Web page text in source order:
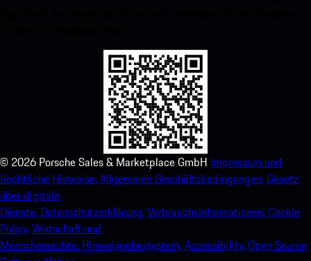
© 2026 Porsche Sales & Marketplace GmbH Impressum und
Rechtliche Hinweise.Allgemeine Geschäftsbedingungen.Gesetz
über digitale
Dienste. Datenschutzerklärung.Verbrauchsinformationen.Cookie
Policy.Wirtschaft und
Menschenrechte. Hinweisgebersystem.Accessibility.Open Source